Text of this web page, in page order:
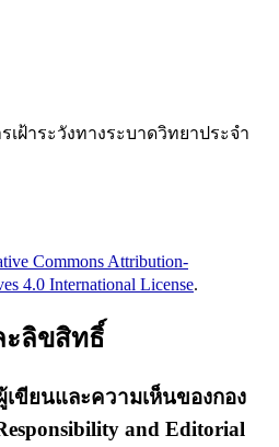
เฝ้าระวังทางระบาดวิทยาประจำ
Commons Attribution-
4.0 International License.
ะลิขสิทธิ์
ขียนและความเห็นของกอง
and Editorial